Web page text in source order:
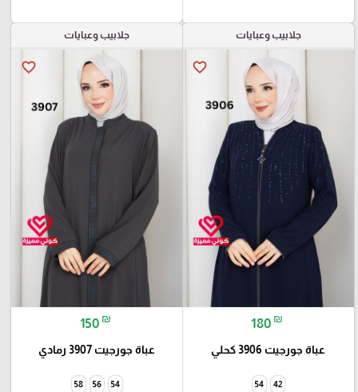
جلابيب وعبايات
favorite_border
180 ₪
عباة جورجيت 3906 كحلي
42
54
جلابيب وعبايات
favorite_border
150 ₪
عباة جورجيت 3907 رمادي
54
56
58